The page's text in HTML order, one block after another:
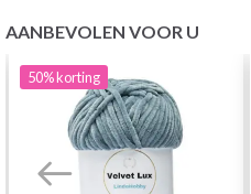
AANBEVOLEN VOOR U
50%korting